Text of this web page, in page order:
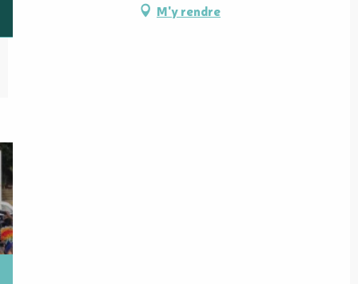
M'y rendre